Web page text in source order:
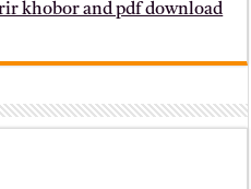
khobor and pdf download